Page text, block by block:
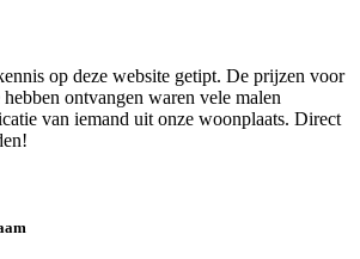
op deze website getipt. De prijzen voor
ontvangen waren vele malen
van iemand uit onze woonplaats. Direct